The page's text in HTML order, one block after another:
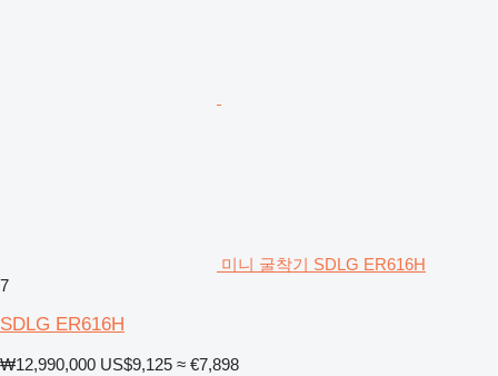
미니 굴착기 SDLG ER616H
7
SDLG ER616H
₩12,990,000 US$9,125 ≈ €7,898